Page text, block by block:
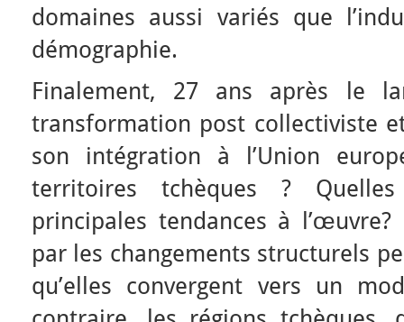
domaines aussi variés que
démographie.
Finalement, 27 ans après le
transformation post collectiviste
son intégration à l’Union
territoires tchèques ?
principales tendances à l’œuvre?
par les changements structurels
qu’elles convergent vers un